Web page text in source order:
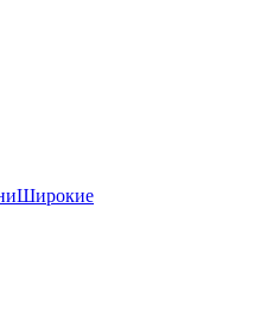
Широкие